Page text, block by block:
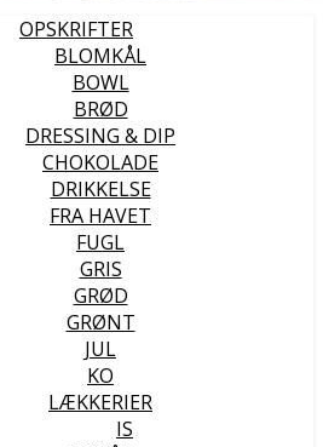
OPSKRIFTER
BLOMKÅL
BOWL
BRØD
DRESSING & DIP
CHOKOLADE
DRIKKELSE
FRA HAVET
FUGL
GRIS
GRØD
GRØNT
JUL
KO
LÆKKERIER
IS